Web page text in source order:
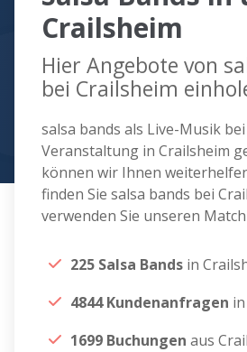
Crailsheim
Hier Angebote von
bei Crailsheim
salsa bands als Live-Musik
Veranstaltung in Crailsheim
können wir Ihnen
finden Sie salsa bands bei
verwenden Sie unseren
225 Salsa Bands in
4844 Kundenanfragen
1699 Buchungen aus